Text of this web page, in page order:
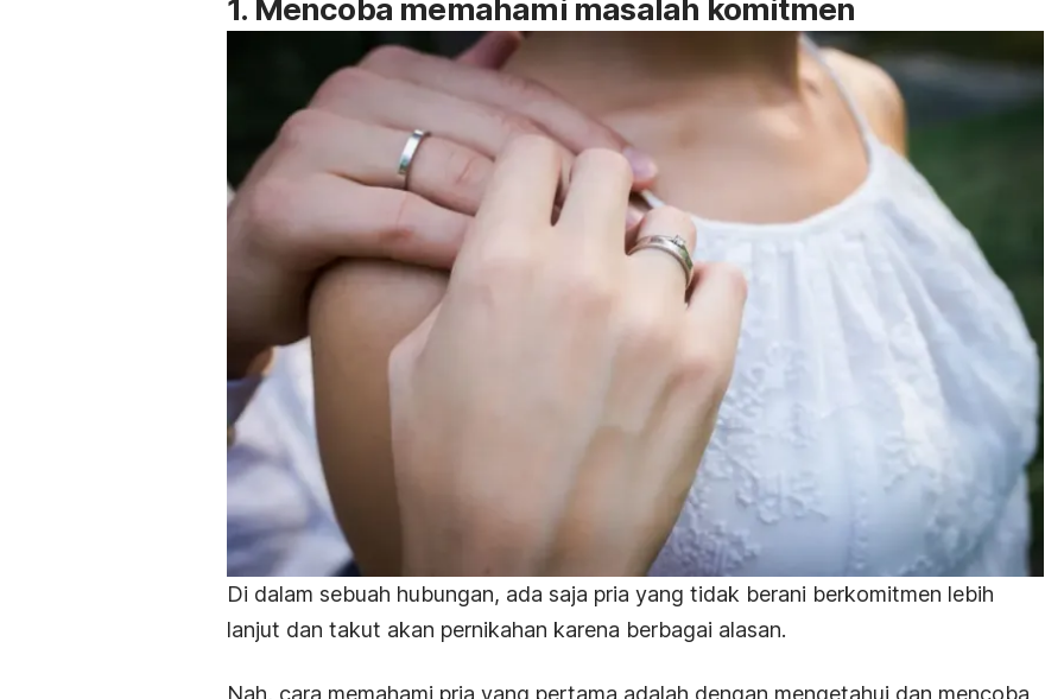
1. Mencoba memahami masalah komitmen
Di dalam sebuah hubungan, ada saja pria yang tidak berani berkomitmen lebih
lanjut dan takut akan pernikahan karena berbagai alasan.
Nah, cara memahami pria yang pertama adalah dengan mengetahui dan mencoba